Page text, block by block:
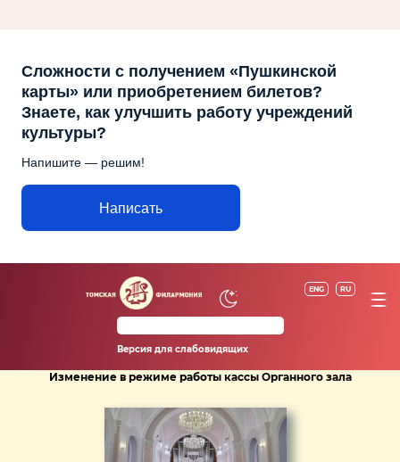
Сложности с получением «Пушкинской
карты» или приобретением билетов?
Знаете, как улучшить работу учреждений
культуры?
Напишите — решим!
Написать
ENG RU
Версия для слабовидящих
Изменение в режиме работы кассы Органного зала